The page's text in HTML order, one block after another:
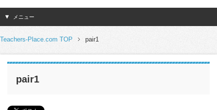
メニュー
Teachers-Place.com TOP pair1
pair1